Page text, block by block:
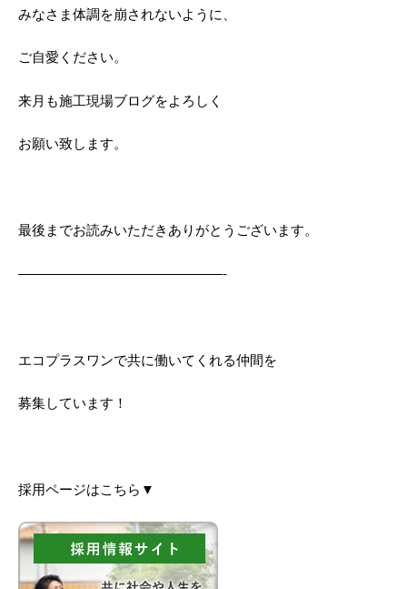
みなさま体調を崩されないように、
ご自愛ください。
来月も施工現場ブログをよろしく
お願い致します。
最後までお読みいただきありがとうございます。
———————————————-
エコプラスワンで共に働いてくれる仲間を
募集しています！
採用ページはこちら▼